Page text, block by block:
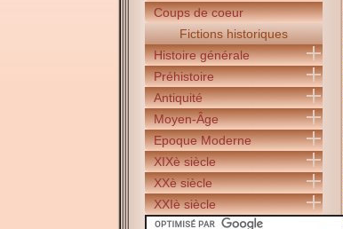
Coups de coeur
Fictions historiques
Histoire générale
Préhistoire
Antiquité
Moyen-Âge
Epoque Moderne
XIXè siècle
XXè siècle
XXIè siècle